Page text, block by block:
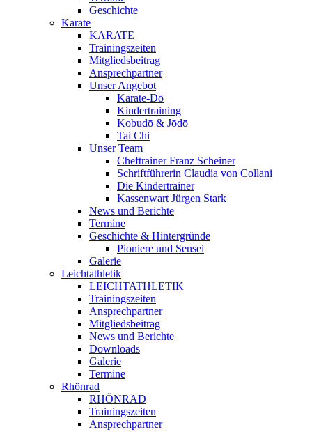
Geschichte
Karate
KARATE
Trainingszeiten
Mitgliedsbeitrag
Ansprechpartner
Unser Angebot
Karate-Dō
Kindertraining
Kobudō & Jōdō
Tai Chi
Unser Team
Cheftrainer Franz Scheiner
Schriftführerin Claudia von Collani
Die Kindertrainer
Kassenwart Jürgen Stark
News und Berichte
Termine
Geschichte & Hintergründe
Pioniere und Sensei
Galerie
Leichtathletik
LEICHTATHLETIK
Trainingszeiten
Ansprechpartner
Mitgliedsbeitrag
News und Berichte
Downloads
Galerie
Termine
Rhönrad
RHÖNRAD
Trainingszeiten
Ansprechpartner